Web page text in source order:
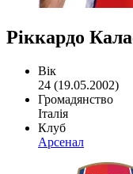
Ріккардо
Вік
24 (19.05.2002)
Громадянство
Італія
Клуб
Арсенал